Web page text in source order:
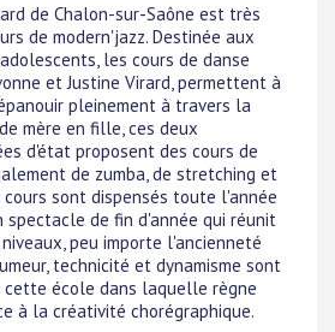
de Chalon-sur-Saône est très
de modern'jazz. Destinée aux
les cours de danse
et Justine Virard, permettent à
pleinement à travers la
mère en fille, ces deux
d'état proposent des cours de
de zumba, de stretching et
cours sont dispensés toute l'année
de fin d'année qui réunit
peu importe l'ancienneté
technicité et dynamisme sont
école dans laquelle règne
à la créativité chorégraphique.